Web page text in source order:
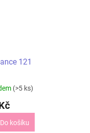
121
(>5 ks)
Do košíku